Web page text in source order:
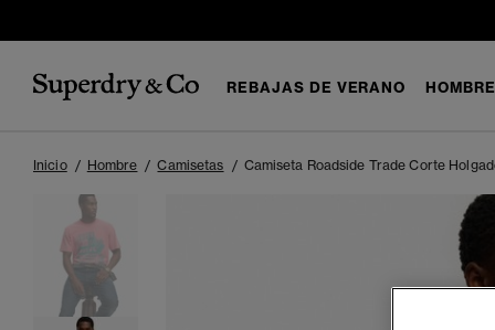
REBAJAS DE VERANO
Inicio Hombre Camisetas Camiseta Roadside Trade Corte